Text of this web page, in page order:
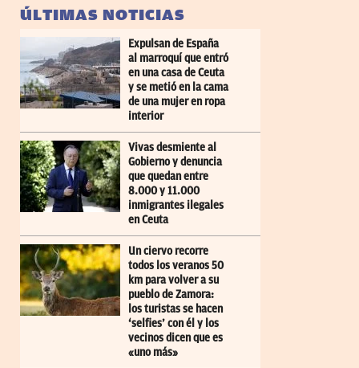
ÚLTIMAS NOTICIAS
Expulsan de España
al marroquí que entró
en una casa de Ceuta
y se metió en la cama
de una mujer en ropa
interior
Vivas desmiente al
Gobierno y denuncia
que quedan entre
8.000 y 11.000
inmigrantes ilegales
en Ceuta
Un ciervo recorre
todos los veranos 50
km para volver a su
pueblo de Zamora:
los turistas se hacen
‘selfies’ con él y los
vecinos dicen que es
«uno más»